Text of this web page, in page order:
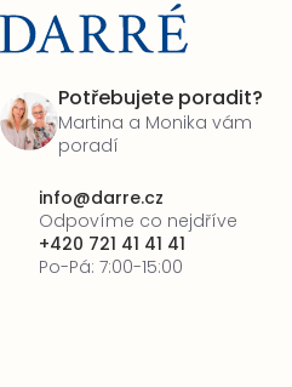
Potřebujete poradit?
Martina a Monika vám
poradí
info@darre.cz
Odpovíme co nejdříve
+420 721 41 41 41
Po-Pá: 7:00-15:00